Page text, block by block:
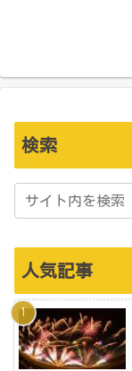
検索
人気記事